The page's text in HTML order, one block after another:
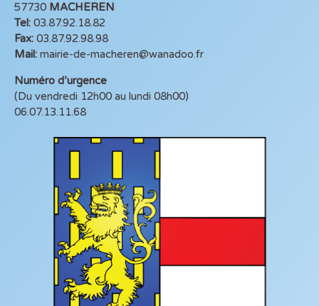
57730 MACHEREN
Tel: 03.87.92.18.82
Fax: 03.87.92.98.98
Mail: mairie-de-macheren@wanadoo.fr
Numéro d’urgence
(Du vendredi 12h00 au lundi 08h00)
06.07.13.11.68